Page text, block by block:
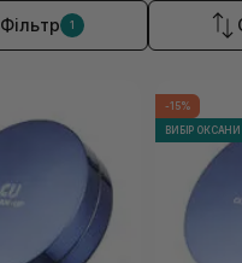
Фільтр 1
-15%
ВИБІР ОКСАНИ